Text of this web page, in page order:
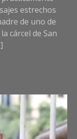
estrechos
de uno de
cárcel de San